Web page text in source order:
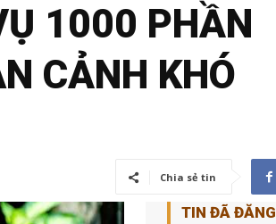
1000 PHẦN
CẢNH KHÓ
Chia sẻ tin
TIN ĐÃ ĐĂNG